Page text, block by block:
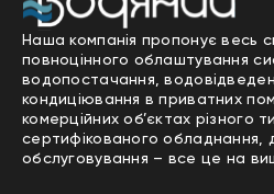
Наша компанія пропонує весь
повноцінного облаштування
водопостачання,
кондиціювання в приватних
комерційних об’єктах різного
сертифікованого обладнання,
обслуговування – все це на